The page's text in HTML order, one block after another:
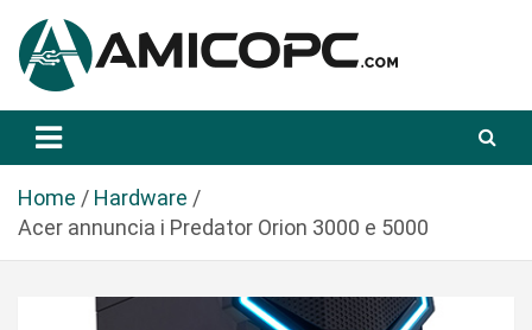
a
Amicopc.com
Home
Hardware
Acer annuncia i Predator Orion 3000 e 5000